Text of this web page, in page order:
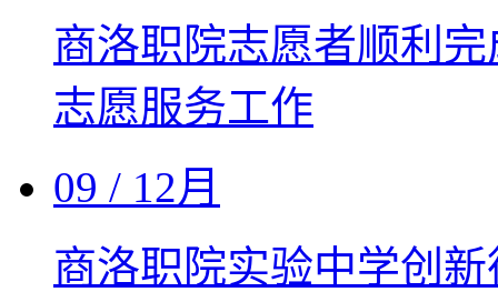
商洛职院志愿者顺利
志愿服务工作
09 / 12月
商洛职院实验中学创